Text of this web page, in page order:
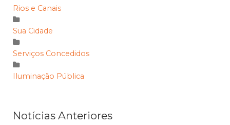
Rios e Canais
Sua Cidade
Serviços Concedidos
Iluminação Pública
Notícias Anteriores